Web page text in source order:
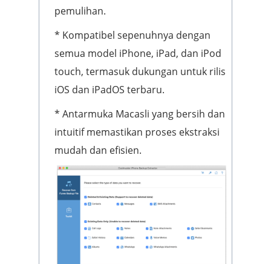
pemulihan.
* Kompatibel sepenuhnya dengan
semua model iPhone, iPad, dan iPod
touch, termasuk dukungan untuk rilis
iOS dan iPadOS terbaru.
* Antarmuka Macasli yang bersih dan
intuitif memastikan proses ekstraksi
mudah dan efisien.